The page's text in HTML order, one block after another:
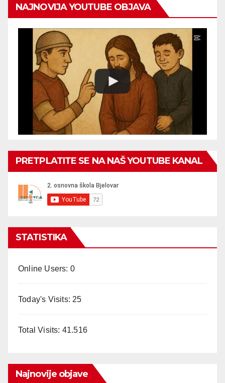
NAJNOVIJA YOUTUBE OBJAVA
PRETPLATITE SE NA NAŠ YOUTUBE KANAL
STATISTIKA
Online Users: 0
Today's Visits: 25
Total Visits: 41.516
Najnovije objave